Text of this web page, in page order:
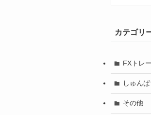
カテゴリ
FXトレ
しゅん
その他